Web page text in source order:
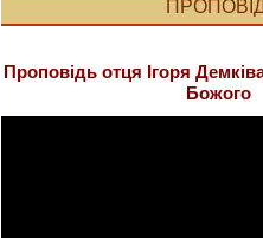
Проповідь отця Ігоря
Божого